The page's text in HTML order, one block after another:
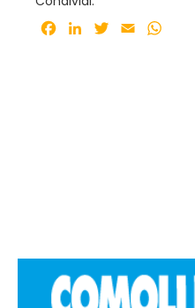
Facebook
LinkedInTwitter
Email